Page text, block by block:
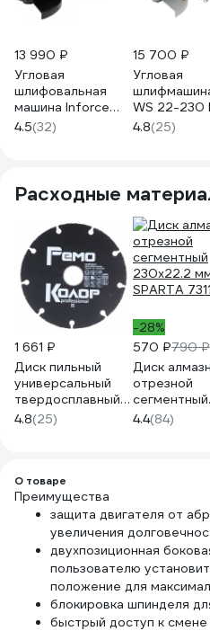
13 990 ₽
Угловая
шлифовальная
машина Inforce
AG9022S
4.5(32)
15 700 ₽
Угловая
WS 22-230
4935431720
4.8(25)
Расходные
1 661 ₽
Диск пильный
универсальный
твердосплавный с
карбидным
зерном
013
4.8(25)
-28%
570 ₽790 ₽
Диск
отрезной
сегментный
230x22.2 мм
SPARTA
4.4(84)
О товаре
Преимущества
защита двигателя от
увеличения
двухпозиционная
пользователю
положение для
блокировка шпинделя
быстрый доступ к